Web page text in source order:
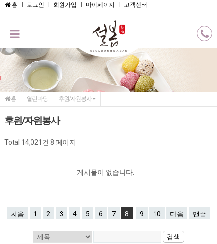
메인콘텐츠 바로가기
홈 로그인 회원가입 마이페이지 고객센터
홈 열린마당 후원/자원봉사
후원/자원봉사
Total 14,021건 8 페이지
게시물이 없습니다.
처음 1 2 3 4 5 6 7 8 9 10 다음 맨끝